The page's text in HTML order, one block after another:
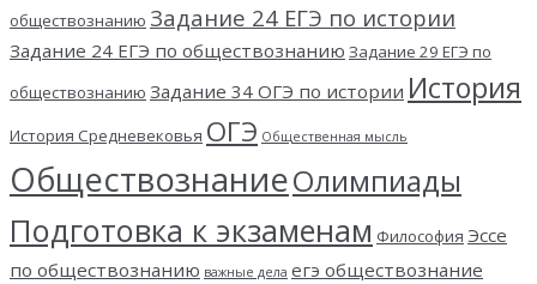
обществознанию Задание 24 ЕГЭ по истории
Задание 24 ЕГЭ по обществознанию Задание 29 ЕГЭ по
обществознанию Задание 34 ОГЭ по истории История
История Средневековья ОГЭ Общественная мысль
ОбществознаниеОлимпиады
Подготовка к экзаменам Философия Эссе
по обществознанию важные дела егэ обществознание